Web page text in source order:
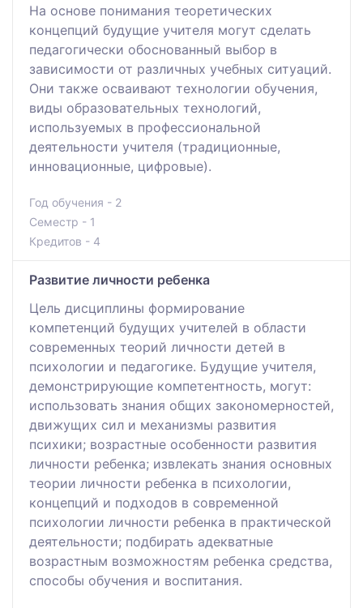
На основе понимания теоретических
концепций будущие учителя могут сделать
педагогически обоснованный выбор в
зависимости от различных учебных ситуаций.
Они также осваивают технологии обучения,
виды образовательных технологий,
используемых в профессиональной
деятельности учителя (традиционные,
инновационные, цифровые).
Год обучения - 2
Семестр - 1
Кредитов - 4
Развитие личности ребенка
Цель дисциплины формирование
компетенций будущих учителей в области
современных теорий личности детей в
психологии и педагогике. Будущие учителя,
демонстрирующие компетентность, могут:
использовать знания общих закономерностей,
движущих сил и механизмы развития
психики; возрастные особенности развития
личности ребенка; извлекать знания основных
теории личности ребенка в психологии,
концепций и подходов в современной
психологии личности ребенка в практической
деятельности; подбирать адекватные
возрастным возможностям ребенка средства,
способы обучения и воспитания.